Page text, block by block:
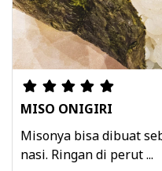
MISO ONIGIRI
Misonya bisa dibuat
nasi. Ringan di perut ...